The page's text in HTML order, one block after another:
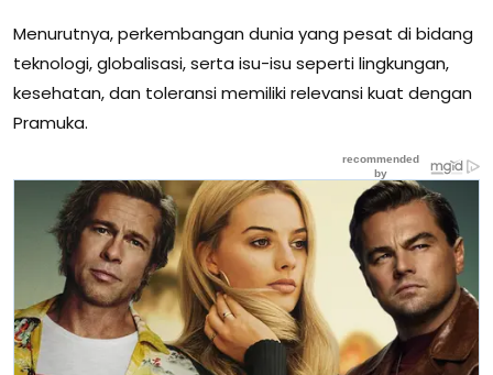
Menurutnya, perkembangan dunia yang pesat di bidang
teknologi, globalisasi, serta isu-isu seperti lingkungan,
kesehatan, dan toleransi memiliki relevansi kuat dengan
Pramuka.